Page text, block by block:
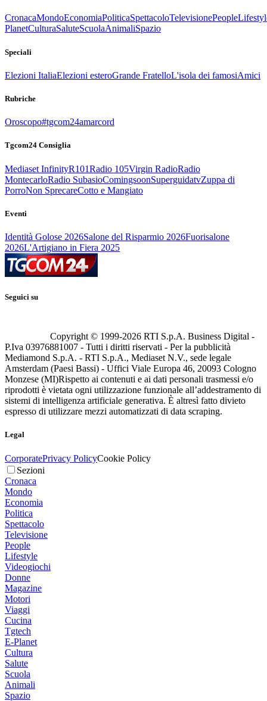
CronacaMondoEconomiaPoliticaSpettacoloTelevisionePeople
PlanetCulturaSaluteScuolaAnimaliSpazio
Speciali
Elezioni ItaliaElezioni esteroGrande FratelloL'isola dei famosiAmici
Rubriche
Oroscopo#tgcom24amarcord
Tgcom24 Consiglia
Mediaset InfinityR101Radio 105Virgin RadioRadio
MontecarloRadio SubasioComingsoonSuperguidatvZuppa di
PorroNon SprecareCotto e Mangiato
Eventi
Identità Golose 2026Salone del Risparmio 2026Fuorisalone
2026L'Artigiano in Fiera 2025
Seguici su
Copyright © 1999-2026 RTI S.p.A. Business Digital -
P.Iva 03976881007 - Tutti i diritti riservati - Per la pubblicità
Mediamond S.p.A. - RTI S.p.A., Mediaset N.V., sede legale
Amsterdam (Paesi Bassi) - Uffici Viale Europa 46, 20093 Cologno
Monzese (MI)Rispetto ai contenuti e ai dati personali trasmessi e/o
riprodotti è vietata ogni utilizzazione funzionale all’addestramento di
sistemi di intelligenza artificiale generativa. È altresì fatto divieto
espresso di utilizzare mezzi automatizzati di data scraping.
Legal
CorporatePrivacy PolicyCookie Policy
Sezioni
Cronaca
Mondo
Economia
Politica
Spettacolo
Televisione
People
Lifestyle
Videogiochi
Donne
Magazine
Motori
Viaggi
Cucina
Tgtech
E-Planet
Cultura
Salute
Scuola
Animali
Spazio